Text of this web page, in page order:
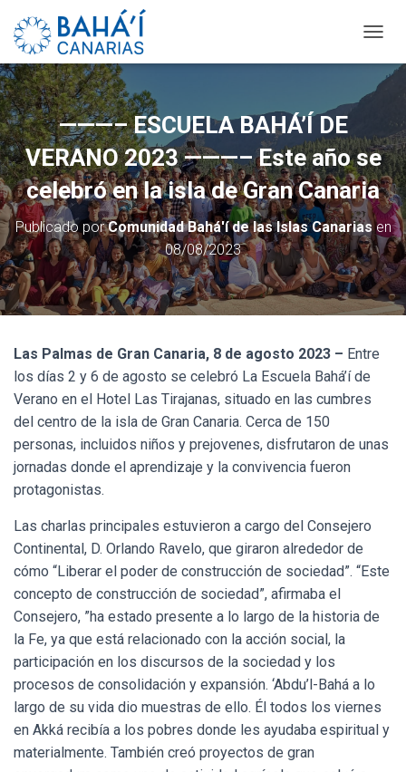
A
M
R
M
O
D
O
D
E
N
A
V
A
———– ESCUELA BAHÁ’Í DE
VERANO 2023 ———– Este año se
celebró en la isla de Gran Canaria
Publicado porComunidad Bahá'í de las Islas Canariasen
08/08/2023
Las Palmas de Gran Canaria, 8 de agosto 2023 – Entre
los días 2 y 6 de agosto se celebró La Escuela Bahá’í de
Verano en el Hotel Las Tirajanas, situado en las cumbres
del centro de la isla de Gran Canaria. Cerca de 150
personas, incluidos niños y prejovenes, disfrutaron de unas
jornadas donde el aprendizaje y la convivencia fueron
protagonistas.
Las charlas principales estuvieron a cargo del Consejero
Continental, D. Orlando Ravelo, que giraron alrededor de
cómo “Liberar el poder de construcción de sociedad”. “Este
concepto de construcción de sociedad”, afirmaba el
Consejero, ”ha estado presente a lo largo de la historia de
la Fe, ya que está relacionado con la acción social, la
participación en los discursos de la sociedad y los
procesos de consolidación y expansión. ‘Abdu’l-Bahá a lo
largo de su vida dio muestras de ello. Él todos los viernes
en Akká recibía a los pobres donde les ayudaba espiritual y
materialmente. También creó proyectos de gran